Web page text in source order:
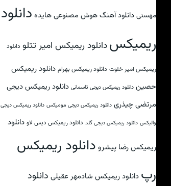
مهستی دانلود آهنگ هوش مصنوعی هایده دانلود
ریمیکسدانلود ریمیکس امیر تتلو دانلود
ریمیکس امیر خلوت دانلود ریمیکس بهرام دانلود ریمیکس
حصین دانلود ریمیکس دیجی تاسمانی دانلود ریمیکس دیجی
مرتضی چیذری دانلود ریمیکس دیجی مومیکس دانلود ریمیکس دیجی
والیکس دانلود ریمیکس دیجی گلد دانلود ریمیکس دیس لاو دانلود
ریمیکس رضا پیشرو دانلود ریمیکس
رپ دانلود ریمیکس شادمهر عقیلی دانلود